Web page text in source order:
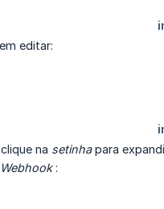
editar:
na setinhapara
Webhook: